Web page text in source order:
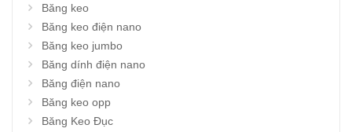
Băng keo
Băng keo điện nano
Băng keo jumbo
Băng dính điện nano
Băng điện nano
Băng keo opp
Băng Keo Đục